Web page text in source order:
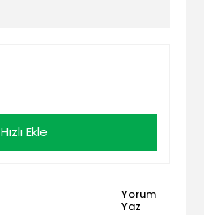
Hızlı Ekle
Yorum
Yaz